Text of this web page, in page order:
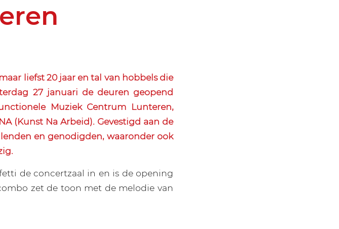
liefst 20 jaar en tal van hobbels die
27 januari de deuren geopend
Muziek Centrum Lunteren,
(Kunst Na Arbeid). Gevestigd aan de
en genodigden, waaronder ook
de concertzaal in en is de opening
zet de toon met de melodie van